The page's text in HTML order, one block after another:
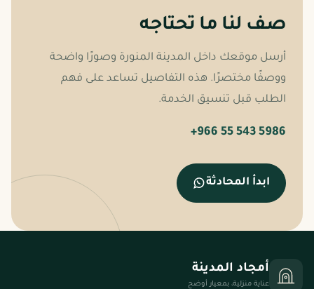
صف لنا ما تحتاجه
أرسل موقعك داخل المدينة المنورة وصورًا واضحة
ووصفًا مختصرًا. هذه التفاصيل تساعد على فهم
الطلب قبل تنسيق الخدمة.
+966 55 543 5986
ابدأ المحادثة
أمجاد المدينة
عناية منزلية، بمعيار أوضح